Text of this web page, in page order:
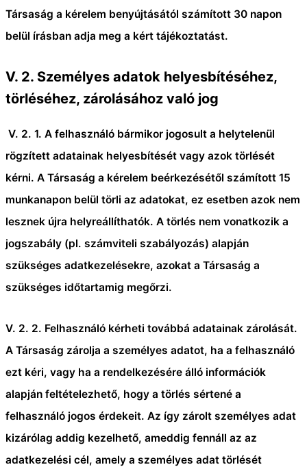
Társaság a kérelem benyújtásától számított 30 napon
belül írásban adja meg a kért tájékoztatást.
V. 2. Személyes adatok helyesbítéséhez,
törléséhez, zárolásához való jog
V. 2. 1. A felhasználó bármikor jogosult a helytelenül
rögzített adatainak helyesbítését vagy azok törlését
kérni. A Társaság a kérelem beérkezésétől számított 15
munkanapon belül törli az adatokat, ez esetben azok nem
lesznek újra helyreállíthatók. A törlés nem vonatkozik a
jogszabály (pl. számviteli szabályozás) alapján
szükséges adatkezelésekre, azokat a Társaság a
szükséges időtartamig megőrzi.
V. 2. 2. Felhasználó kérheti továbbá adatainak zárolását.
A Társaság zárolja a személyes adatot, ha a felhasználó
ezt kéri, vagy ha a rendelkezésére álló információk
alapján feltételezhető, hogy a törlés sértené a
felhasználó jogos érdekeit. Az így zárolt személyes adat
kizárólag addig kezelhető, ameddig fennáll az az
adatkezelési cél, amely a személyes adat törlését